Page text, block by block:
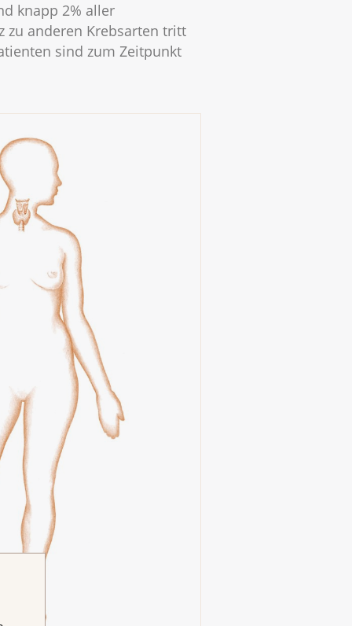
knapp 2% aller
zu anderen Krebsarten tritt
sind zum Zeitpunkt